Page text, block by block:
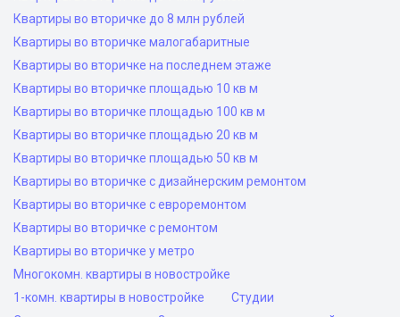
Квартиры во вторичке до 8 млн рублей
Квартиры во вторичке малогабаритные
Квартиры во вторичке на последнем этаже
Квартиры во вторичке площадью 10 кв м
Квартиры во вторичке площадью 100 кв м
Квартиры во вторичке площадью 20 кв м
Квартиры во вторичке площадью 50 кв м
Квартиры во вторичке с дизайнерским ремонтом
Квартиры во вторичке с евроремонтом
Квартиры во вторичке с ремонтом
Квартиры во вторичке у метро
Многокомн. квартиры в новостройке
1-комн. квартиры в новостройке
Студии